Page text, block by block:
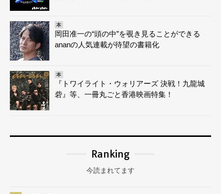
本
岡田准一の“頭の中”を覗き見ることができる
ananの人気連載が待望の書籍化
本
『トワイライト・ウォリアーズ 決戦！九龍城
砦』等、一冊丸ごと香港映画特集！
Ranking
今読まれてます